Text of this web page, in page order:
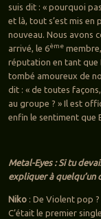
suis dit : « pourquoi
et là, tout s’est mis en
nouveau. Nous avons
arrivé, le 6èmemembre,
réputation en tant que
tombé amoureux de
dit : « de toutes
au groupe ? » Il est
enfin le sentiment que
Metal-Eyes : Si tu
expliquer à quelqu’un
Niko: De Violent pop ?
C’était le premier